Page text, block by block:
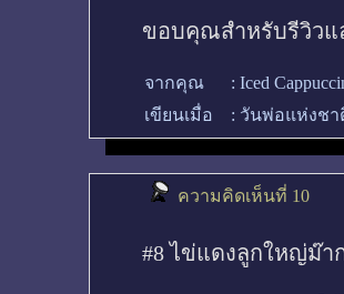
ขอบคุณสำหรับรีวิวแ
จากคุณ : Iced
เขียนเมื่อ
: วันพ่อแห่งชา
ความคิดเห็นที่ 10
#8 ไข่แดงลูกใหญ่ม๊า